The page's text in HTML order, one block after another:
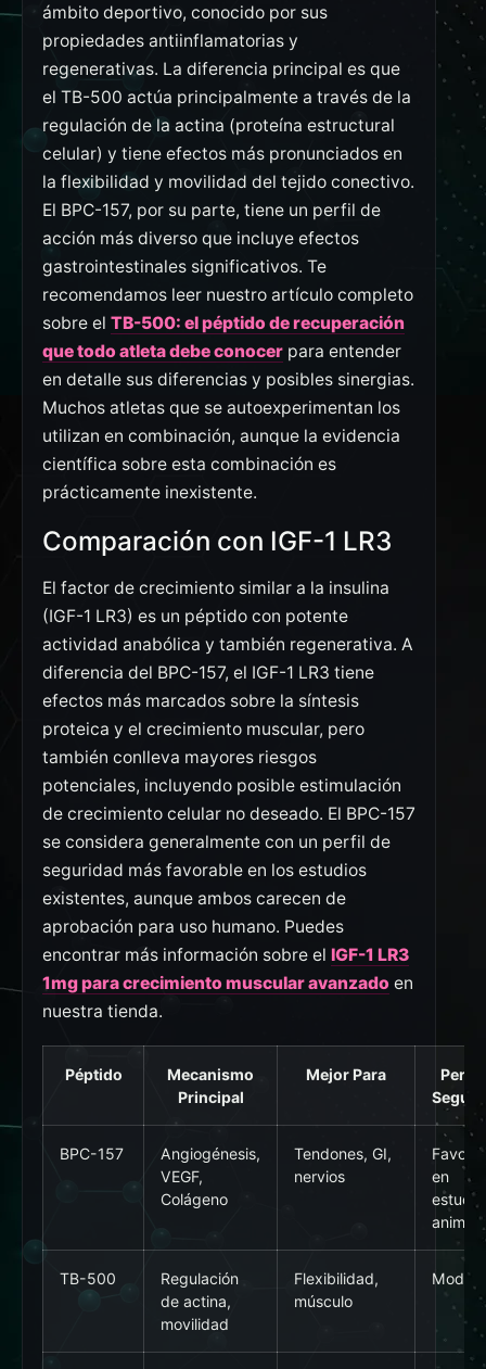
ámbito deportivo, conocido por sus
propiedades antiinflamatorias y
regenerativas. La diferencia principal es que
el TB-500 actúa principalmente a través de la
regulación de la actina (proteína estructural
celular) y tiene efectos más pronunciados en
la flexibilidad y movilidad del tejido conectivo.
El BPC-157, por su parte, tiene un perfil de
acción más diverso que incluye efectos
gastrointestinales significativos. Te
recomendamos leer nuestro artículo completo
sobre el TB-500: el péptido de recuperación
que todo atleta debe conocer para entender
en detalle sus diferencias y posibles sinergias.
Muchos atletas que se autoexperimentan los
utilizan en combinación, aunque la evidencia
científica sobre esta combinación es
prácticamente inexistente.
Comparación con IGF-1 LR3
El factor de crecimiento similar a la insulina
(IGF-1 LR3) es un péptido con potente
actividad anabólica y también regenerativa. A
diferencia del BPC-157, el IGF-1 LR3 tiene
efectos más marcados sobre la síntesis
proteica y el crecimiento muscular, pero
también conlleva mayores riesgos
potenciales, incluyendo posible estimulación
de crecimiento celular no deseado. El BPC-157
se considera generalmente con un perfil de
seguridad más favorable en los estudios
existentes, aunque ambos carecen de
aprobación para uso humano. Puedes
encontrar más información sobre el IGF-1 LR3
1mg para crecimiento muscular avanzado en
nuestra tienda.
Péptido
Mecanismo
Principal
Mejor Para
Perfil
BPC-157
Angiogénesis,
VEGF,
Colágeno
Tendones, GI,
nervios
en
TB-500
Regulación
de actina,
movilidad
Flexibilidad,
músculo